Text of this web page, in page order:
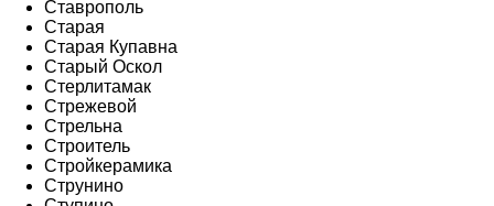
Ставрополь
Старая
Старая Купавна
Старый Оскол
Стерлитамак
Стрежевой
Стрельна
Строитель
Стройкерамика
Струнино